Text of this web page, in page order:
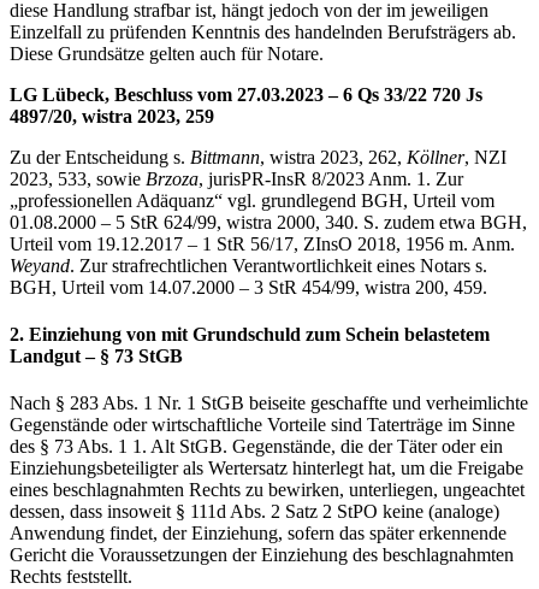
diese Handlung strafbar ist, hängt jedoch von der im jeweiligen
Einzelfall zu prüfenden Kenntnis des handelnden Berufsträgers ab.
Diese Grundsätze gelten auch für Notare.
LG Lübeck, Beschluss vom 27.03.2023 – 6 Qs 33/22 720 Js
4897/20, wistra 2023, 259
Zu der Entscheidung s. Bittmann, wistra 2023, 262, Köllner, NZI
2023, 533, sowie Brzoza, jurisPR-InsR 8/2023 Anm. 1. Zur
„professionellen Adäquanz“ vgl. grundlegend BGH, Urteil vom
01.08.2000 – 5 StR 624/99, wistra 2000, 340. S. zudem etwa BGH,
Urteil vom 19.12.2017 – 1 StR 56/17, ZInsO 2018, 1956 m. Anm.
Weyand. Zur strafrechtlichen Verantwortlichkeit eines Notars s.
BGH, Urteil vom 14.07.2000 – 3 StR 454/99, wistra 200, 459.
2. Einziehung von mit Grundschuld zum Schein belastetem
Landgut – § 73 StGB
Nach § 283 Abs. 1 Nr. 1 StGB beiseite geschaffte und verheimlichte
Gegenstände oder wirtschaftliche Vorteile sind Taterträge im Sinne
des § 73 Abs. 1 1. Alt StGB. Gegenstände, die der Täter oder ein
Einziehungsbeteiligter als Wertersatz hinterlegt hat, um die Freigabe
eines beschlagnahmten Rechts zu bewirken, unterliegen, ungeachtet
dessen, dass insoweit § 111d Abs. 2 Satz 2 StPO keine (analoge)
Anwendung findet, der Einziehung, sofern das später erkennende
Gericht die Voraussetzungen der Einziehung des beschlagnahmten
Rechts feststellt.